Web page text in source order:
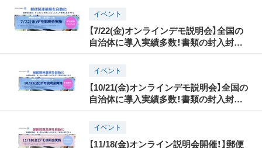
イベント
【7/22(金)オンラインデモ説明会】全国の
自治体に導入実績多数！書類の封入封か
イベント
【10/21(金)オンラインデモ説明会】全国の
自治体に導入実績多数！書類の封入封か
イベント
【11/18(金)オンライン説明会開催！】郵便